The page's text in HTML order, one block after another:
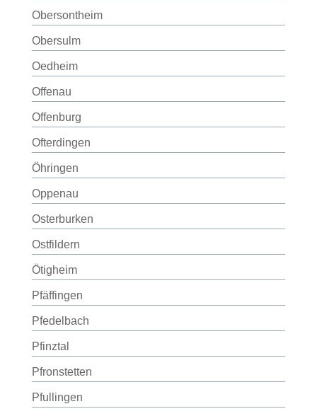
Obersontheim
Obersulm
Oedheim
Offenau
Offenburg
Ofterdingen
Öhringen
Oppenau
Osterburken
Ostfildern
Ötigheim
Pfäffingen
Pfedelbach
Pfinztal
Pfronstetten
Pfullingen